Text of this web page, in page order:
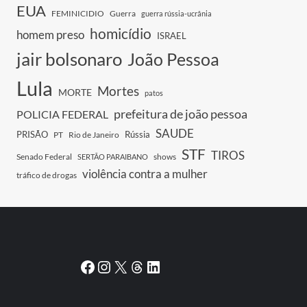
EUA FEMINICIDIO Guerra guerra rússia-ucrânia
homem preso homicídio ISRAEL
jair bolsonaro João Pessoa
Lula MORTE Mortes patos
POLICIA FEDERAL prefeitura de joão pessoa
PRISÃO PT Rio de Janeiro Rússia SAUDE
Senado Federal SERTÃO PARAIBANO shows STF TIROS
tráfico de drogas violência contra a mulher
Facebook
Instagram
X Threads
LinkedIn